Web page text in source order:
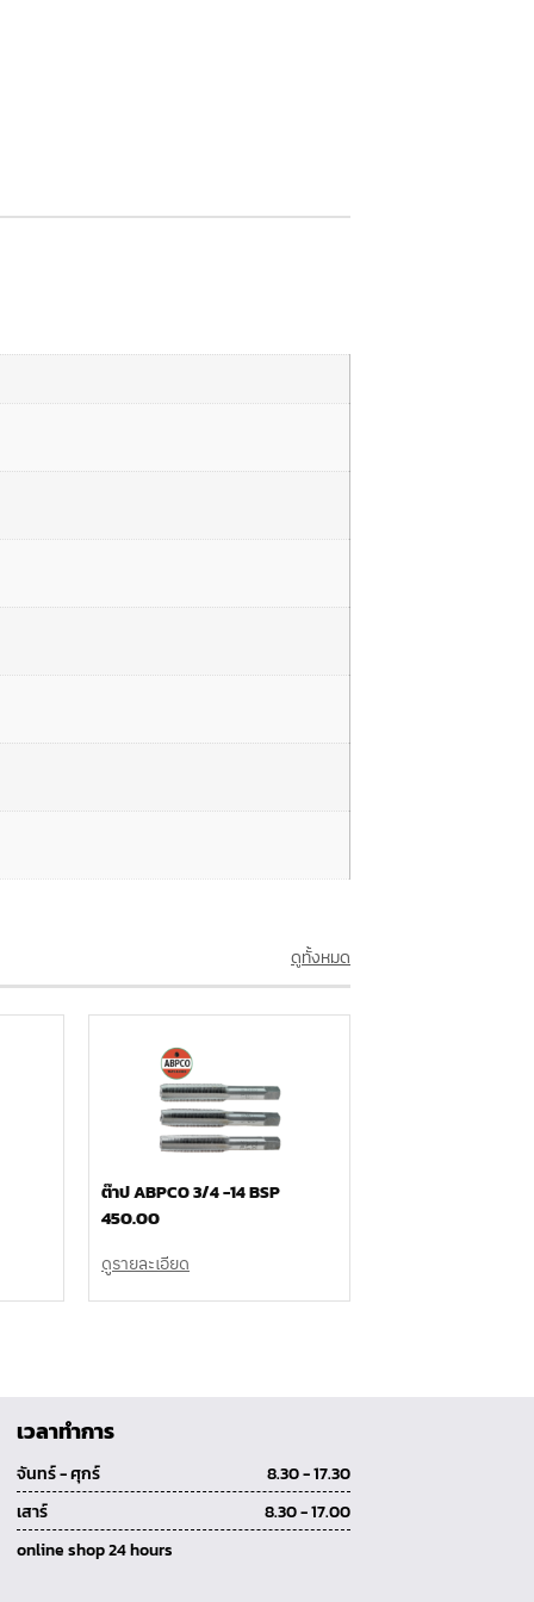
ดูทั้งหมด
ต๊าป ABPCO 3/4 -14 BSP
450.00
ดูรายละเอียด
เวลาทำการ
จันทร์ - ศุกร์
8.30 - 17.30
เสาร์
8.30 - 17.00
online shop 24 hours